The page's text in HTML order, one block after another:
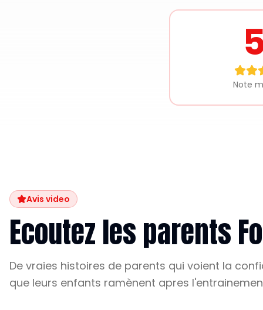
Note
Avis video
Ecoutez les parents
De vraies histoires de parents qui voient la
que leurs enfants ramènent apres